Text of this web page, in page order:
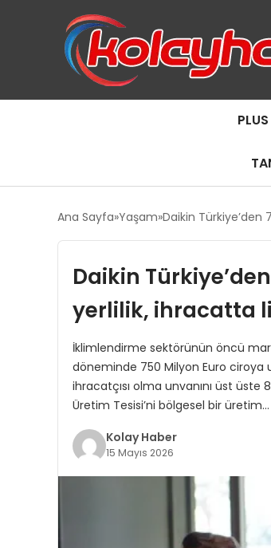
Ana Sayfa Yaşam Daikin Türkiye’den
Daikin
yerlilik, ihracatta
İklimlendirme sektörünün öncü
döneminde 750 Milyon Euro
ihracatçısı olma unvanını üst üste
Üretim Tesisi’ni bölgesel bir üretim…
Kolay Haber
15 Mayıs 2026